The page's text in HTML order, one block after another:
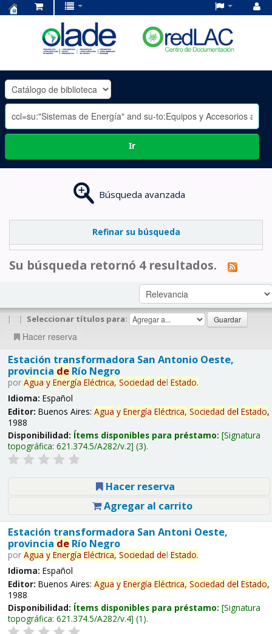
OLADE
-
Ir
Búsqueda avanzada
Refinar su búsqueda
Su búsqueda retornó 4 resultados.
| | Seleccionar títulos para:
Hacer reserva
Estación transformadora San Antonio Oeste,
provincia deRío Negro
por Agua y Energía Eléctrica, Sociedad del Estado.
Idioma: Español
Editor: Buenos Aires: Agua y Energía Eléctrica, Sociedad del Estado,
1988
Disponibilidad: Ítems disponibles para préstamo: Signatura
topográfica: 621.374.5/A282/v.2 (3).
Hacer reserva
Agregar al carrito
Estación transformadora San Antoni Oeste,
provincia deRío Negro
por Agua y Energía Eléctrica, Sociedad del Estado.
Idioma: Español
Editor: Buenos Aires: Agua y Energía Eléctrica, Sociedad del Estado,
1988
Disponibilidad: Ítems disponibles para préstamo: Signatura
topográfica: 621.374.5/A282/v.4 (1).